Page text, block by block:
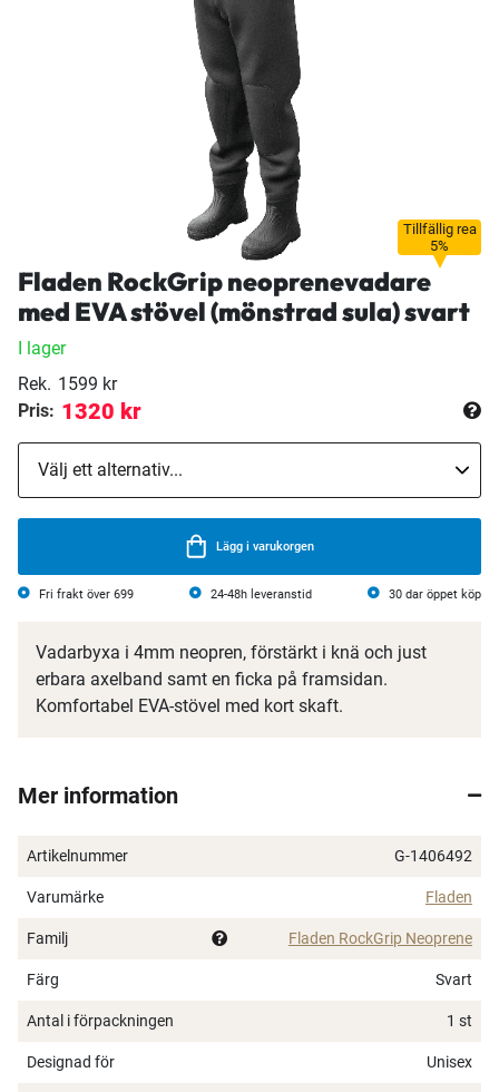
Tillfällig rea
5%
Fladen RockGrip neoprenevadare
med EVA stövel (mönstrad sula) svart
I lager
Rek. 1599 kr
Pris: 1320 kr
Lägg i varukorgen
Fri frakt över 699 24-48h leveranstid 30 dar öppet köp
Vadarbyxa i 4mm neopren, förstärkt i knä och just
erbara axelband samt en ficka på framsidan.
Komfortabel EVA-stövel med kort skaft.
Mer information
Artikelnummer G-1406492
Varumärke Fladen
Familj Fladen RockGrip Neoprene
Färg Svart
Antal i förpackningen 1 st
Designad för Unisex